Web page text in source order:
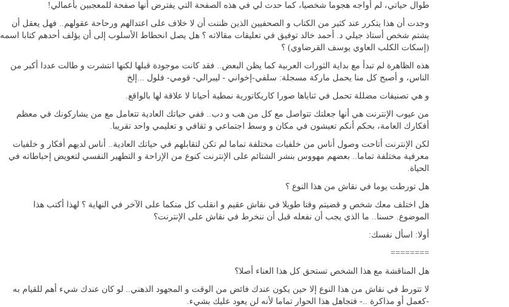
طوال حياتي، لم أواجه هجوما شخصيا، كما حدث لي في هذه الصفحة التي يفترض أنها صفحة للمعجبين بأعمالي!
وجدت أن هذا يتكرر عند كثير من الكتاب و الصحفيين الذين ظننت أن لا خلاف على اعتدالهم ورحاحة عقولهم.. فهل يعقل أن
يشتم شخص أستاذ جيلي د. أحمد خالد توفيق في تعليقات مقالاته ؟ هل يصل انحطاط الأسلوب إلى أن يؤلف أحدهم كتابا اسمه
(إسكات الكلب العاوي يوسف القرضاوي) ؟
هذه الظاهرة لم تبدأ مع بداية الثورات العربية كما يظن البعض.. فقد كانت موجودة قبلها لكنها انتشرت و طالت عددا أكبر من
الناس، و أصبح كل منا يحمل ماركة مسجلة: سلفي-إخواني - ليبرالي- قومي- فلول ...إلخ
و هي تصنيفات مضللة تحمل في ثناياها صورا كاريكاتورية نمطية أحيانا لا علاقة لها بالواقع.
من عيوب الإنترنت هي أنها جعلتك تتواصل مع كل من هب و دب.. ففي حياتك العادية تتعامل مع من يشاركونك في معظم
أفكارك العامة، بحكم أنكم تعيشون في مكان و وسط اجتماعي و ثقافي و تعليمي واحد تقريبا.
لكن الإنترنت أتاحت وصول أناس من خلفيات مختلفة تماما لم تكن لتقابلهم في حياتك العادية.. أناس لديهم أفكار و خلفيات
معرفية مختلفة تماما.. بعضهم مهووس بنشر الشتائم على الإنترنت كنوع من الإزاحة و التطهير النفسي لتعويض إحباطاته في
الحياة.
هل تورطت يوما في نقاش من هذا النوع ؟
هل اختلف معك شخص و قضيتم وقتا طويلا في نقاش عقيم و انقلب كل منكما على الآخر في النهاية ؟ لهذا أكتب هذا
الموضوع. حسنا.. ما الذي يجب أن نفعله قبل أن ننخرط في نقاش على الإنترنت؟
أولا: اسأل نفسك:
========
هل المناقشة مع هذا الشخص تستحق كل هذا العناء أصلا؟
لا تتورط في نقاش من هذا النوع إلا حين يكون عندك فائض من الوقت و المجهود الذهني.. لو كان عندك شيء أهم للقيام به
-كعمل أو مذاكرة ..- فتجاهل هذا الحوار تماما لأنه لن يعود عليك بشيء.